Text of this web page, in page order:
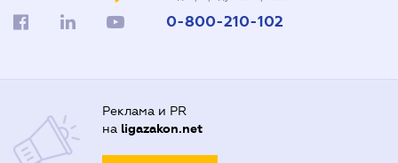
0-800-210-102
Реклама и PR
на ligazakon.net